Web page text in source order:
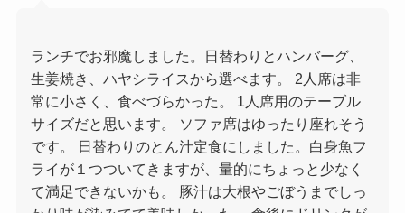
ランチでお邪魔しました。日替わりとハンバーグ、
生姜焼き、ハヤシライスから選べます。 2人席は非
常に小さく、食べづらかった。 1人席用のテーブル
サイズだと思います。 ソファ席はゆったり座れそう
です。 日替わりのとん汁定食にしました。白身魚フ
ライが１つついてきますが、量的にちょっと少なく
て満足できないかも。 豚汁は大根やごぼうまでしっ